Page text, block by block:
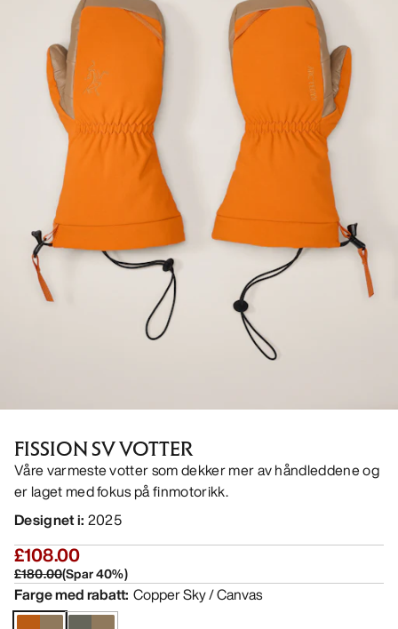
FISSION SV VOTTER
Våre varmeste votter som dekker mer av håndleddene og
er laget med fokus på finmotorikk.
Designet i: 2025
£108.00
£180.00(Spar40%)
Farge med rabatt: Copper Sky / Canvas